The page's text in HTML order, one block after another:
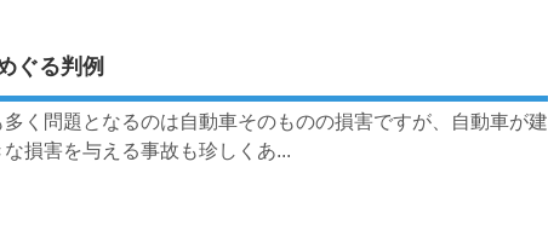
ぐる判例
く問題となるのは自動車そのものの損害ですが、自動車が建
損害を与える事故も珍しくあ...